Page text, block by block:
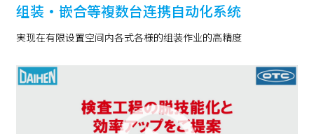
组装・嵌合等複数台连携自动化系统
実现在有限设置空间内各式各様的组装作业的高精度